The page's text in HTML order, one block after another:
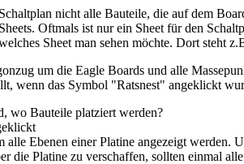
nicht alle Bauteile, die auf dem
Oftmals ist nur ein Sheet für den
Sheet man sehen möchte. Dort steht
um die Eagle Boards und alle
wenn das Symbol "Ratsnest" angeklickt
wo Bauteile platziert werden?
Ebenen einer Platine angezeigt werden.
die Platine zu verschaffen, sollten einmal